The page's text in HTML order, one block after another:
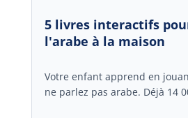
5 livres interactifs
l'arabe à la maison
Votre enfant apprend en
ne parlez pas arabe. Déjà 14